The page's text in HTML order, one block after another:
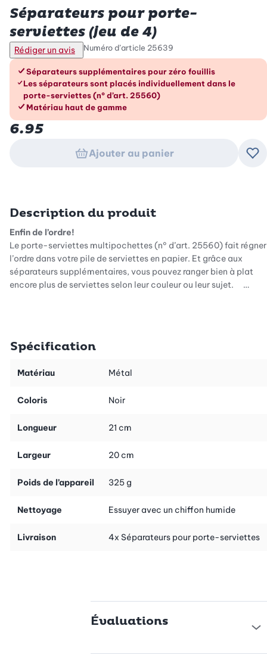
Séparateurs pour porte-
serviettes (jeu de 4)
Rédiger un avis Numéro d’article 25639
Les avantages en un coup d’œil
Séparateurs supplémentaires pour zéro fouillis
Les séparateurs sont placés individuellement dans le
porte-serviettes (n° d’art. 25560)
Matériau haut de gamme
6.95
Ajouter au panier
Description du produit
Enfin de l’ordre!
Le porte-serviettes multipochettes (n° d’art. 25560) fait régner
l’ordre dans votre pile de serviettes en papier. Et grâce aux
séparateurs supplémentaires, vous pouvez ranger bien à plat
encore plus de serviettes selon leur couleur ou leur sujet.
grâce aux languettes.
Spécification
Matériau Métal
Coloris Noir
Longueur 21 cm
Largeur 20 cm
Poids de l’appareil 325 g
Nettoyage Essuyer avec un chiffon humide
Livraison 4x Séparateurs pour porte-serviettes
Évaluations